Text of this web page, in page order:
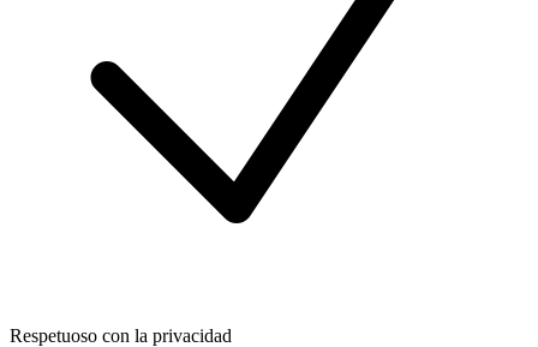
Respetuoso con la privacidad